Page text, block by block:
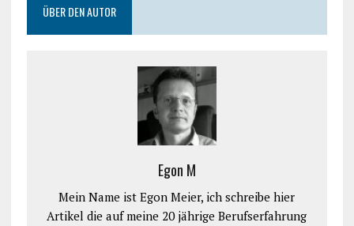
ÜBER DEN AUTOR
Egon M
Mein Name ist Egon Meier, ich schreibe hier
Artikel die auf meine 20 jährige Berufserfahrung